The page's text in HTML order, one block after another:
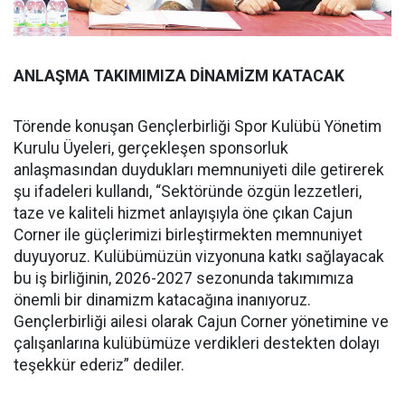
ANLAŞMA TAKIMIMIZA DİNAMİZM KATACAK
Törende konuşan Gençlerbirliği Spor Kulübü Yönetim
Kurulu Üyeleri, gerçekleşen sponsorluk
anlaşmasından duydukları memnuniyeti dile getirerek
şu ifadeleri kullandı, “Sektöründe özgün lezzetleri,
taze ve kaliteli hizmet anlayışıyla öne çıkan Cajun
Corner ile güçlerimizi birleştirmekten memnuniyet
duyuyoruz. Kulübümüzün vizyonuna katkı sağlayacak
bu iş birliğinin, 2026-2027 sezonunda takımımıza
önemli bir dinamizm katacağına inanıyoruz.
Gençlerbirliği ailesi olarak Cajun Corner yönetimine ve
çalışanlarına kulübümüze verdikleri destekten dolayı
teşekkür ederiz” dediler.